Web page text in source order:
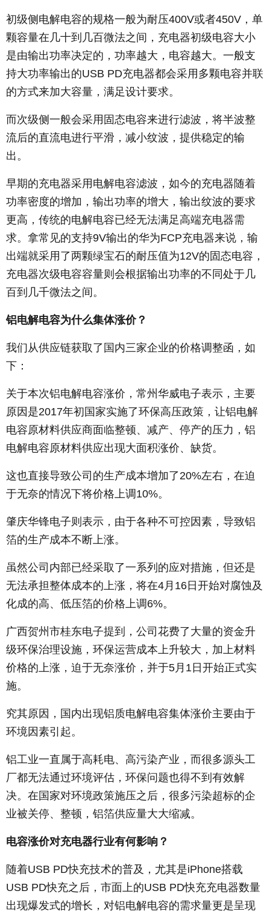
初级侧电解电容的规格一般为耐压400V或者450V，单
颗容量在几十到几百微法之间，充电器初级电容大小
是由输出功率决定的，功率越大，电容越大。一般支
持大功率输出的USB PD充电器都会采用多颗电容并联
的方式来加大容量，满足设计要求。
而次级侧一般会采用固态电容来进行滤波，将半波整
流后的直流电进行平滑，减小纹波，提供稳定的输
出。
早期的充电器采用电解电容滤波，如今的充电器随着
功率密度的增加，输出功率的增大，输出纹波的要求
更高，传统的电解电容已经无法满足高端充电器需
求。拿常见的支持9V输出的华为FCP充电器来说，输
出端就采用了两颗绿宝石的耐压值为12V的固态电容，
充电器次级电容容量则会根据输出功率的不同处于几
百到几千微法之间。
铝电解电容为什么集体涨价？
我们从供应链获取了国内三家企业的价格调整函，如
下：
关于本次铝电解电容涨价，常州华威电子表示，主要
原因是2017年初国家实施了环保高压政策，让铝电解
电容原材料供应商面临整顿、减产、停产的压力，铝
电解电容原材料供应出现大面积涨价、缺货。
这也直接导致公司的生产成本增加了20%左右，在迫
于无奈的情况下将价格上调10%。
肇庆华锋电子则表示，由于各种不可控因素，导致铝
箔的生产成本不断上涨。
虽然公司内部已经采取了一系列的应对措施，但还是
无法承担整体成本的上涨，将在4月16日开始对腐蚀及
化成的高、低压箔的价格上调6%。
广西贺州市桂东电子提到，公司花费了大量的资金升
级环保治理设施，环保运营成本上升较大，加上材料
价格的上涨，迫于无奈涨价，并于5月1日开始正式实
施。
究其原因，国内出现铝质电解电容集体涨价主要由于
环境因素引起。
铝工业一直属于高耗电、高污染产业，而很多源头工
厂都无法通过环境评估，环保问题也得不到有效解
决。在国家对环境政策施压之后，很多污染超标的企
业被关停、整顿，铝箔供应量大大缩减。
电容涨价对充电器行业有何影响？
随着USB PD快充技术的普及，尤其是iPhone搭载
USB PD快充之后，市面上的USB PD快充充电器数量
出现爆发式的增长，对铝电解电容的需求量更是呈现